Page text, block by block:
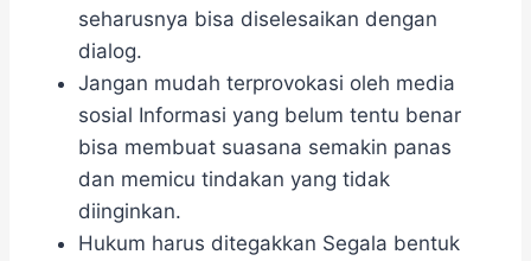
seharusnya bisa diselesaikan dengan
dialog.
Jangan mudah terprovokasi oleh media
sosial Informasi yang belum tentu benar
bisa membuat suasana semakin panas
dan memicu tindakan yang tidak
diinginkan.
Hukum harus ditegakkan Segala bentuk